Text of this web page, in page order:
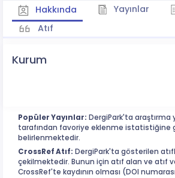
Hakkında Yayınlar
Atıf
Kurum
Popüler Yayınlar: DergiPark'ta araştırma
tarafından favoriye eklenme istatistiğine
belirlenmektedir.
CrossRef Atıf: DergiPark'ta gösterilen
çekilmektedir. Bunun için atıf alan ve atıf
CrossRef'te kaydının olması (DOI